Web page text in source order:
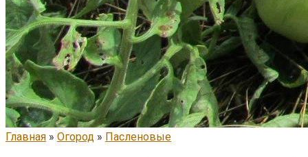
Главная » Огород » Пасленовые